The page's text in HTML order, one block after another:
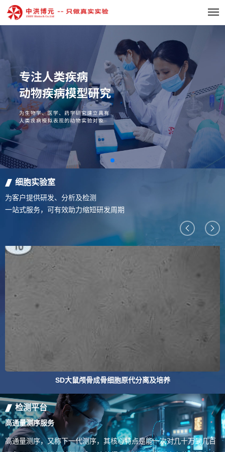
细胞实验室
为客户提供研发、分析及检测
一站式服务，可有效助力缩短研发周期
SD大鼠颅骨成骨细胞原代分离及培养
检测平台
高通量测序服务
高通量测序，又称下一代测序，其核心特点是能一次对几十万到几百